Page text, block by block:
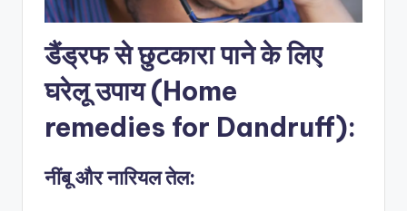
डैंड्रफ से छुटकारा पाने के लिए
घरेलू उपाय (Home
remedies for Dandruff):
नींबू और नारियल तेल: